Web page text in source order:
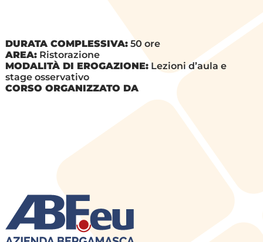
DURATA COMPLESSIVA:50 ore
AREA:Ristorazione
MODALITÀ DI EROGAZIONE:Lezioni d’aula e
stage osservativo
CORSO ORGANIZZATO DA